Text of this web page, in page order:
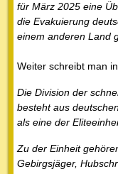
für März 2025 eine
die Evakuierung
einem anderen Land
Weiter schreibt man
Die Division der
besteht aus
als eine der
Zu der Einheit
Gebirgsjäger,